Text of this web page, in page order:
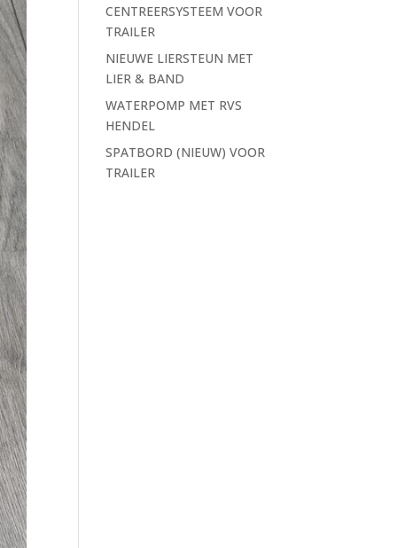
CENTREERSYSTEEM VOOR
TRAILER
NIEUWE LIERSTEUN MET
LIER & BAND
WATERPOMP MET RVS
HENDEL
SPATBORD (NIEUW) VOOR
TRAILER